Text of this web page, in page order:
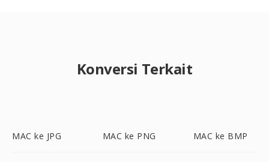
Konversi Terkait
MAC ke JPG MAC ke PNG MAC ke BMP